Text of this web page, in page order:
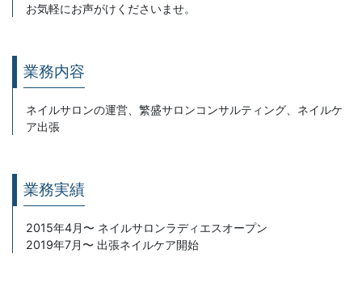
お気軽にお声がけくださいませ。
業務内容
ネイルサロンの運営、繁盛サロンコンサルティング、ネイルケ
ア出張
業務実績
2015年4月〜 ネイルサロンラディエスオープン
2019年7月〜 出張ネイルケア開始